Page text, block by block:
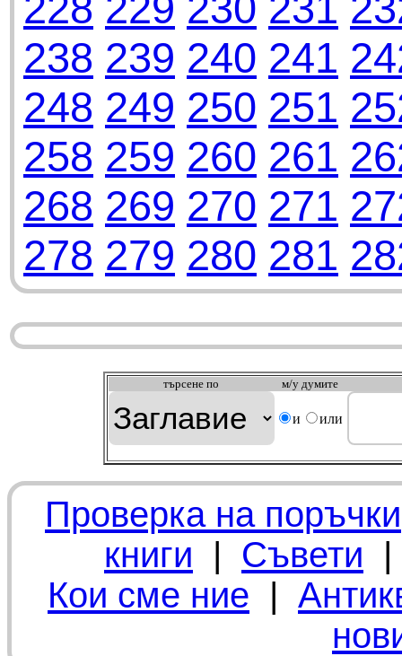
238 239 240 241
248 249 250 251
258 259 260 261
268 269 270 271
278 279 280 281
търсeне по м/у думите
и или
Проверка на поръчки
книги | Съвети
Кои сме ние |